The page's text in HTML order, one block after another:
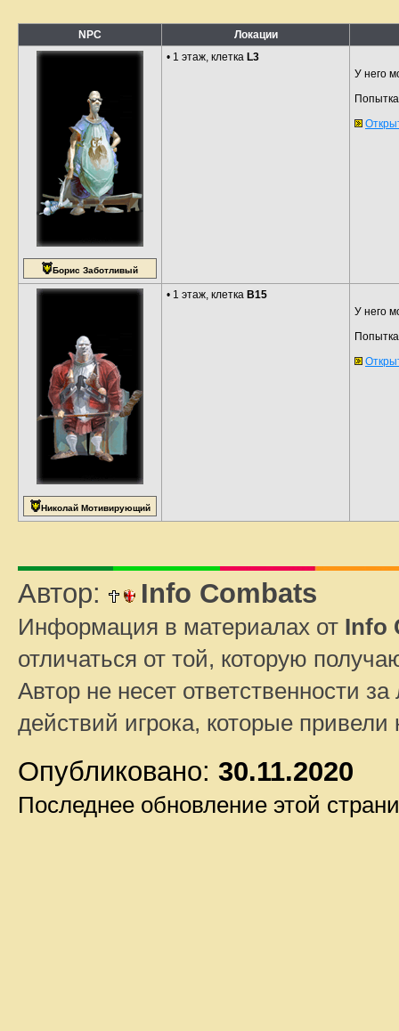
NPC Локации
Борис Заботливый
• 1 этаж, клетка L3
У него
Николай Мотивирующий
• 1 этаж, клетка B15
У него
Автор: Info Combats
Информация в материалах от Info
отличаться от той, которую
Автор не несет ответственности
действий игрока, которые
Опубликовано: 30.11.2020
Последнее обновление этой